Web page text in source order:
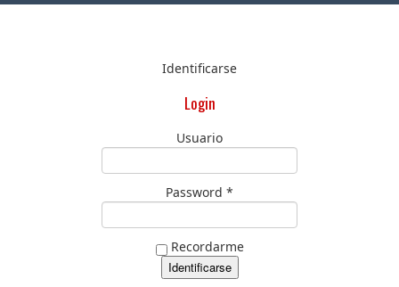
Identificarse
Login
Usuario
Password *
Recordarme